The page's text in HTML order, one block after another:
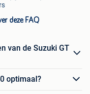
deze FAQ
van de Suzuki GT
optimaal?